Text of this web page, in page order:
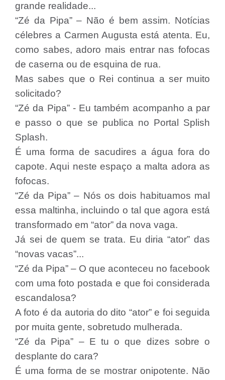
grande realidade...
“Zé da Pipa” – Não é bem assim. Notícias
célebres a Carmen Augusta está atenta. Eu,
como sabes, adoro mais entrar nas fofocas
de caserna ou de esquina de rua.
Mas sabes que o Rei continua a ser muito
solicitado?
“Zé da Pipa” - Eu também acompanho a par
e passo o que se publica no Portal Splish
Splash.
É uma forma de sacudires a água fora do
capote. Aqui neste espaço a malta adora as
fofocas.
“Zé da Pipa” – Nós os dois habituamos mal
essa maltinha, incluindo o tal que agora está
transformado em “ator” da nova vaga.
Já sei de quem se trata. Eu diria “ator” das
“novas vacas”...
“Zé da Pipa” – O que aconteceu no facebook
com uma foto postada e que foi considerada
escandalosa?
A foto é da autoria do dito “ator” e foi seguida
por muita gente, sobretudo mulherada.
“Zé da Pipa” – E tu o que dizes sobre o
desplante do cara?
É uma forma de se mostrar onipotente. Não